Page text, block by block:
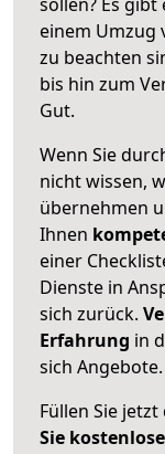
einem Umzug
zu beachten
bis hin zum
Gut.
Wenn Sie
nicht wissen,
übernehmen
Ihnen
einer
Dienste in
sich zurück.
Erfahrung in
sich Angebote.
Füllen Sie
Sie